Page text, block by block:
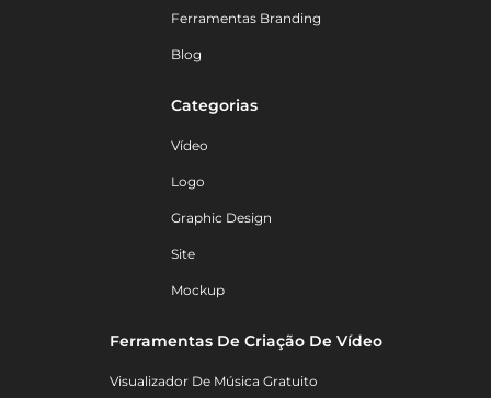
Ferramentas Branding
Blog
Categorias
Vídeo
Logo
Graphic Design
Site
Mockup
Ferramentas De Criação De Vídeo
Visualizador De Música Gratuito